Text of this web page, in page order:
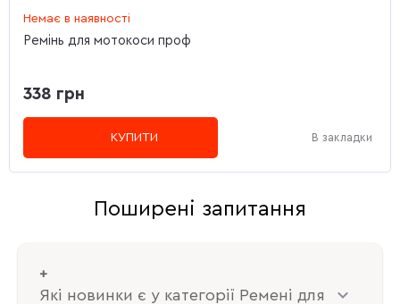
Немає в наявності
Ремінь для мотокоси проф
338 грн
КУПИТИ В закладки
Поширені запитання
Які новинки є у категорії Ремені для